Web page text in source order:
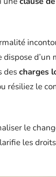
dispose
descharges
résiliez le
le
les